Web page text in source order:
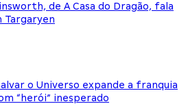
de A Casa do Dragão, fala
Targaryen
o Universo expande a franquia
“herói” inesperado